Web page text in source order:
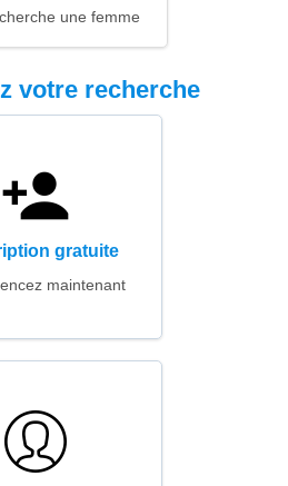
une femme
votre recherche
gratuite
maintenant